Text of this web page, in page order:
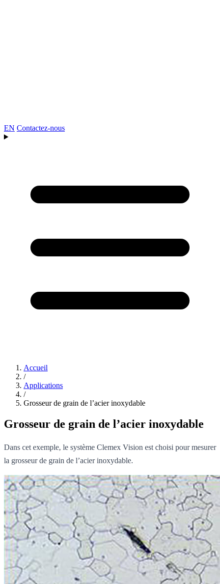
EN Contactez-nous
Accueil
/
Applications
/
Grosseur de grain de l’acier inoxydable
Grosseur de grain de l’acier inoxydable
Dans cet exemple, le système Clemex Vision est choisi pour mesurer
la grosseur de grain de l’acier inoxydable.